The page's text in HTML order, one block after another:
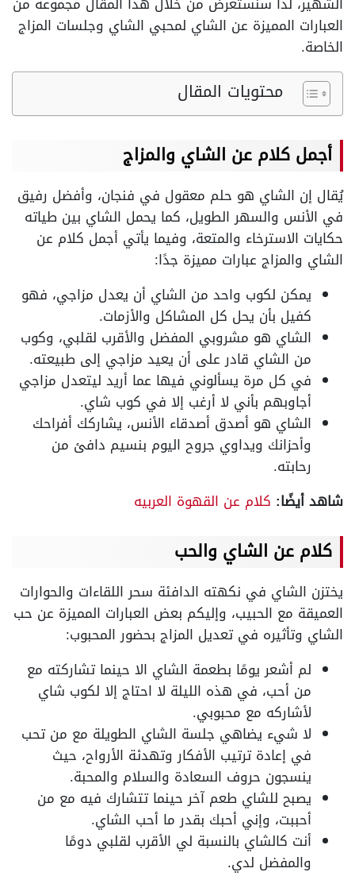
العبارات المميزة عن الشاي لمحبي الشاي وجلسات المزاج
الخاصة.
محتويات المقال
أجمل كلام عن الشاي والمزاج
يُقال إن الشاي هو حلم معقول في فنجان، وأفضل رفيق
في الأنس والسهر الطويل، كما يحمل الشاي بين طياته
حكايات الاسترخاء والمتعة، وفيما يأتي أجمل كلام عن
الشاي والمزاج عبارات مميزة جدًا:
يمكن لكوب واحد من الشاي أن يعدل مزاجي، فهو
كفيل بأن يحل كل المشاكل والأزمات.
الشاي هو مشروبي المفضل والأقرب لقلبي، وكوب
من الشاي قادر على أن يعيد مزاجي إلى طبيعته.
في كل مرة يسألوني فيها عما أريد ليتعدل مزاجي
أجاوبهم بأني لا أرغب إلا في كوب شاي.
الشاي هو أصدق أصدقاء الأنس، يشاركك أفراحك
وأحزانك ويداوي جروح اليوم بنسيم دافئ من
رحابته.
شاهد أيضًا: كلام عن القهوة العربيه
كلام عن الشاي والحب
يختزن الشاي في نكهته الدافئة سحر اللقاءات والحوارات
العميقة مع الحبيب، وإليكم بعض العبارات المميزة عن حب
الشاي وتأثيره في تعديل المزاج بحضور المحبوب:
لم أشعر يومًا بطعمة الشاي الا حينما تشاركته مع
من أحب، في هذه الليلة لا احتاج إلا لكوب شاي
لأشاركه مع محبوبي.
لا شيء يضاهي جلسة الشاي الطويلة مع من تحب
في إعادة ترتيب الأفكار وتهدئة الأرواح، حيث
ينسجون حروف السعادة والسلام والمحبة.
يصبح للشاي طعم آخر حينما تتشارك فيه مع من
أحببت، وإني أحبك بقدر ما أحب الشاي.
أنت كالشاي بالنسبة لي الأقرب لقلبي دومًا
والمفضل لدي.